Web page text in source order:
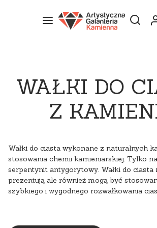
Menu Szukaj
WAŁKI DO
Z
Wałki do ciasta wykonane z naturalnych
stosowania chemii kamieniarskiej. Tylko
serpentynit antygorytowy. Wałki do ciasta
prezentują ale również mogą być
szybkiego i wygodnego rozwałkowania